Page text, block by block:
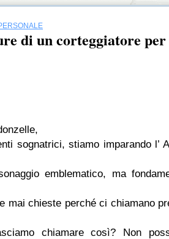
di un corteggiatore per
sognatrici, stiamo imparando l’
emblematico, ma
mai chieste perché ci chiamano
chiamare così? Non